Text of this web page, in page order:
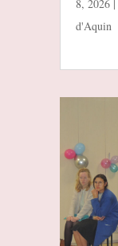
8, 2026|
d'Aquin